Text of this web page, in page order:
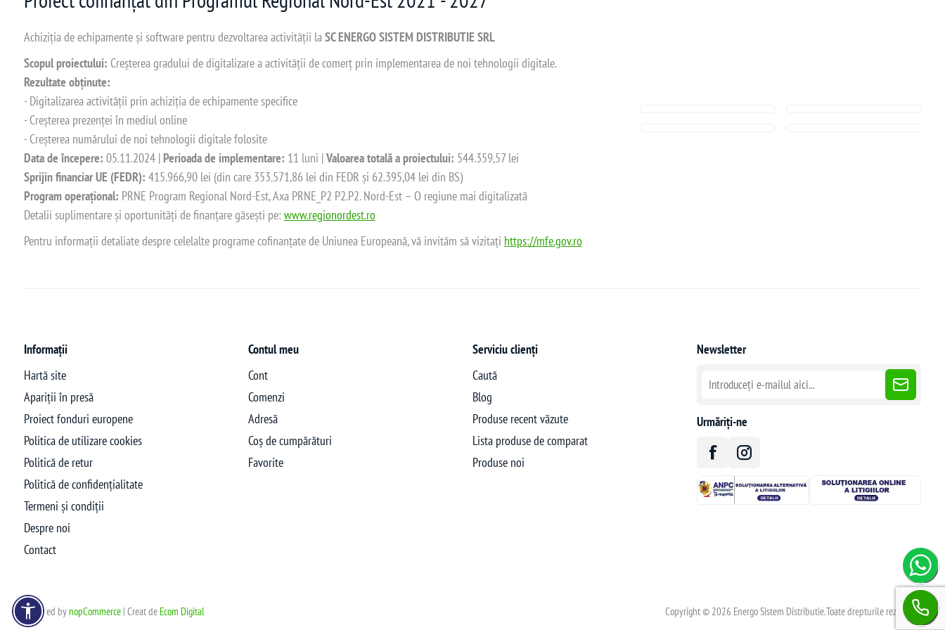
Achiziția de echipamente și software pentru dezvoltarea activității laSC ENERGO SISTEM DISTRIBUTIE SRL
Scopul proiectului: Creșterea gradului de digitalizare a activității de comerț prin implementarea de noi tehnologii digitale.
Rezultate obținute:
- Digitalizarea activității prin achiziția de echipamente specifice
- Creșterea prezenței în mediul online
- Creșterea numărului de noi tehnologii digitale folosite
Data de începere: 05.11.2024 | Perioada de implementare: 11 luni |Valoarea totală a proiectului: 544.359,57 lei
Sprijin financiar UE (FEDR): 415.966,90 lei (din care 353.571,86 lei din FEDR și 62.395,04 lei din BS)
Program operațional: PRNE Program Regional Nord-Est, Axa PRNE_P2 P2.P2. Nord-Est – O regiune mai digitalizată
Detalii suplimentare și oportunități de finanțare găsești pe: www.regionordest.ro
Pentru informații detaliate despre celelalte programe cofinanțate de Uniunea Europeană, vă invităm să vizitați https://mfe.gov.ro
Informații
Hartă site
Apariții în presă
Proiect fonduri europene
Politica de utilizare cookies
Politică de retur
Politică de confidențialitate
Termeni și condiții
Despre noi
Contact
Contul meu
Cont
Comenzi
Adresă
Coș de cumpărături
Favorite
Serviciu clienți
Caută
Blog
Produse recent văzute
Lista produse de comparat
Produse noi
Newsletter
Urmăriți-ne
Powered bynopCommerce| Creat de Ecom Digital Copyright © 2026 Energo Sistem Distributie.Toate drepturile rezervate.